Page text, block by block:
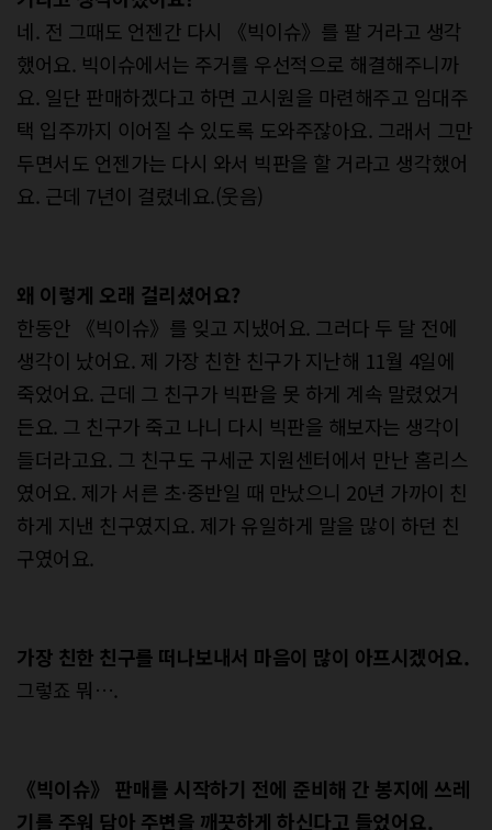
네. 전 그때도 언젠간 다시 《빅이슈》를 팔 거라고 생각
했어요. 빅이슈에서는 주거를 우선적으로 해결해주니까
요. 일단 판매하겠다고 하면 고시원을 마련해주고 임대주
택 입주까지 이어질 수 있도록 도와주잖아요. 그래서 그만
두면서도 언젠가는 다시 와서 빅판을 할 거라고 생각했어
요. 근데 7년이 걸렸네요.(웃음)
왜 이렇게 오래 걸리셨어요?
한동안 《빅이슈》를 잊고 지냈어요. 그러다 두 달 전에
생각이 났어요. 제 가장 친한 친구가 지난해 11월 4일에
죽었어요. 근데 그 친구가 빅판을 못 하게 계속 말렸었거
든요. 그 친구가 죽고 나니 다시 빅판을 해보자는 생각이
들더라고요. 그 친구도 구세군 지원센터에서 만난 홈리스
였어요. 제가 서른 초·중반일 때 만났으니 20년 가까이 친
하게 지낸 친구였지요. 제가 유일하게 말을 많이 하던 친
구였어요.
가장 친한 친구를 떠나보내서 마음이 많이 아프시겠어요.
그렇죠 뭐….
《빅이슈》 판매를 시작하기 전에 준비해 간 봉지에 쓰레
기를 주워 담아 주변을 깨끗하게 하신다고 들었어요.